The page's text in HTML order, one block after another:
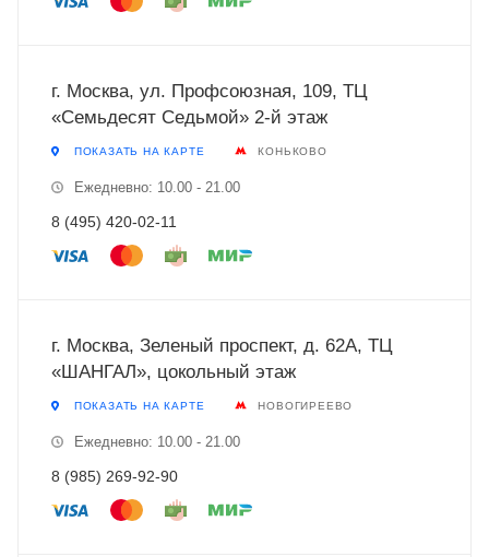
г. Москва, ул. Профсоюзная, 109, ТЦ
«Семьдесят Седьмой» 2-й этаж
ПОКАЗАТЬ НА КАРТЕ КОНЬКОВО
Ежедневно: 10.00 - 21.00
8 (495) 420-02-11
г. Москва, Зеленый проспект, д. 62А, ТЦ
«ШАНГАЛ», цокольный этаж
ПОКАЗАТЬ НА КАРТЕ НОВОГИРЕЕВО
Ежедневно: 10.00 - 21.00
8 (985) 269-92-90